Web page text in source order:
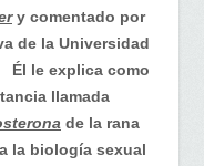
y comentado por
de la Universidad
Él le explica como
llamada
de la rana
la biología sexual